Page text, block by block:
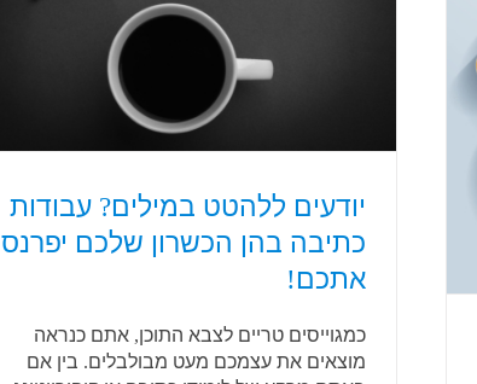
יודעים ללהטט במילים? עבודות
כתיבה בהן הכשרון שלכם יפרנס
אתכם!
כמגוייסים טריים לצבא התוכן, אתם כנראה
מוצאים את עצמכם מעט מבולבלים. בין אם